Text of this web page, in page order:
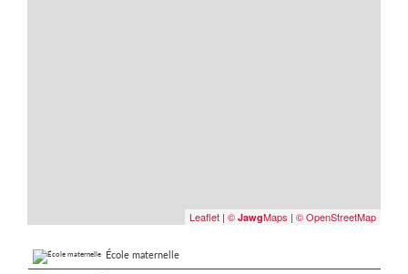
Leaflet | © JawgMaps | © OpenStreetMap
École maternelle